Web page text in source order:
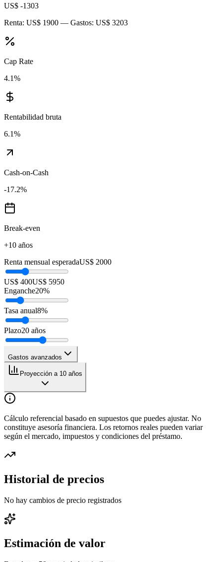
US$ -1303
Renta: US$ 1900 — Gastos: US$ 3203
Cap Rate
4.1%
Rentabilidad bruta
6.1%
Cash-on-Cash
-17.2%
Break-even
+10 años
Renta mensual esperadaUS$ 2000
US$ 400US$ 5950
Enganche20%
Tasa anual8%
Plazo20 años
Gastos avanzados
Proyección a 10 años
Cálculo referencial basado en supuestos que puedes ajustar. No
constituye asesoría financiera. Los retornos reales pueden variar
según el mercado, impuestos y condiciones del préstamo.
Historial de precios
No hay cambios de precio registrados
Estimación de valor